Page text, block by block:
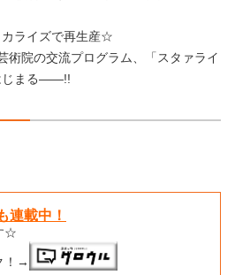
カライズで再生産☆
術院の交流プログラム、「スタァライ
じまる――!!
連載中！
☆
！→